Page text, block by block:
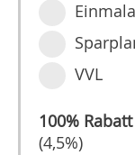
VVL
100% Rabatt
(4,5%)